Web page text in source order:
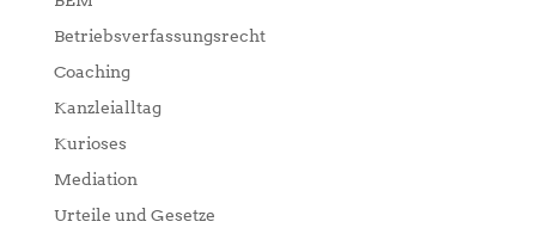
Betriebsverfassungsrecht
Coaching
Kanzleialltag
Kurioses
Mediation
Urteile und Gesetze